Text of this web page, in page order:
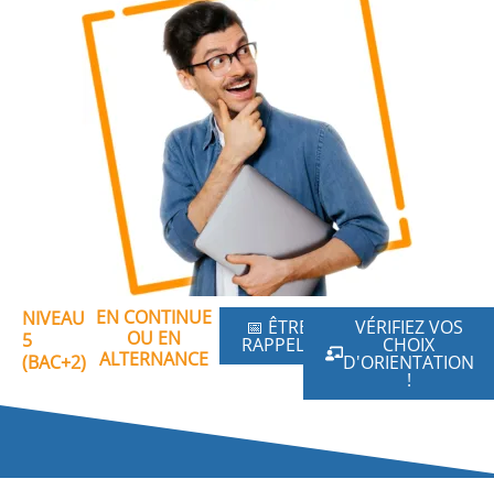
NIVEAU
5
(BAC+2)
EN CONTINUE
OU EN
ALTERNANCE
📅 ÊTRE
RAPPELÉ
VÉRIFIEZ VOS
CHOIX
D'ORIENTATION
!